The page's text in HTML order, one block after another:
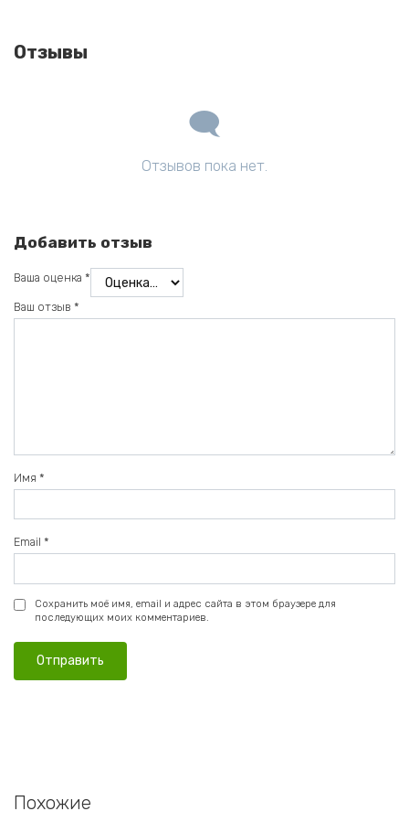
Отзывы
Отзывов пока нет.
Добавить отзыв
Ваша оценка *
Ваш отзыв *
Имя *
Email *
Сохранить моё имя, email и адрес сайта в этом браузере для
последующих моих комментариев.
Похожие